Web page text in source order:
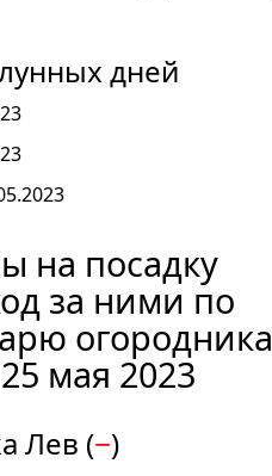
дней
на посадку
за ними по
огородника
мая 2023
Лев (−)